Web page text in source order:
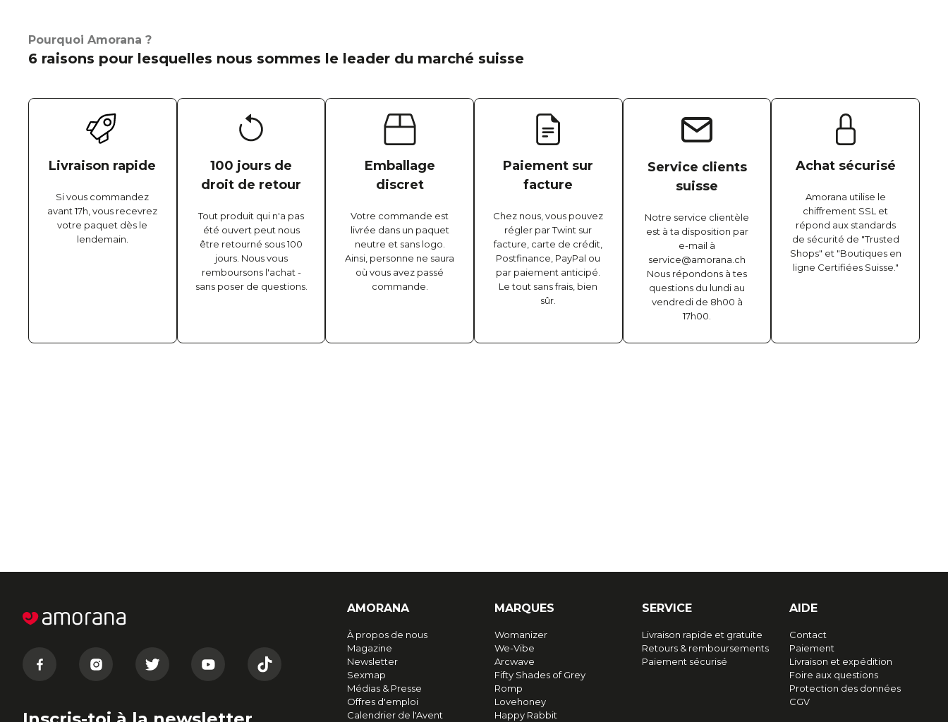
Pourquoi Amorana ?
6 raisons pour lesquelles nous sommes le leader du marché suisse
Livraison rapide
Si vous commandez
avant 17h, vous recevrez
votre paquet dès le
lendemain.
100 jours de
droit de retour
Tout produit qui n'a pas
été ouvert peut nous
être retourné sous 100
jours. Nous vous
remboursons l'achat -
sans poser de questions.
Emballage
discret
Votre commande est
livrée dans un paquet
neutre et sans logo.
Ainsi, personne ne saura
où vous avez passé
commande.
Paiement sur
facture
Chez nous, vous pouvez
régler par Twint sur
facture, carte de crédit,
Postfinance, PayPal ou
par paiement anticipé.
Le tout sans frais, bien
sûr.
Service clients
suisse
Notre service clientèle
est à ta disposition par
e-mail à
service@amorana.ch
Nous répondons à tes
questions du lundi au
vendredi de 8h00 à
17h00.
Achat sécurisé
Amorana utilise le
chiffrement SSL et
répond aux standards
de sécurité de "Trusted
Shops" et "Boutiques en
ligne Certifiées Suisse."
AMORANA
À propos de nous
Magazine
Newsletter
Sexmap
Médias & Presse
Offres d'emploi
Calendrier de l'Avent
MARQUES
Womanizer
We-Vibe
Arcwave
Fifty Shades of Grey
Romp
Lovehoney
Happy Rabbit
SERVICE
Livraison rapide et gratuite
Retours & remboursements
Paiement sécurisé
AIDE
Contact
Paiement
Livraison et expédition
Foire aux questions
Protection des données
CGV